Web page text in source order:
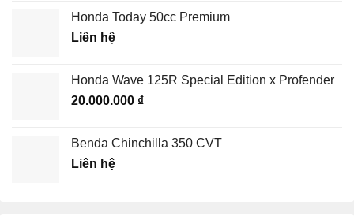
Honda Today 50cc Premium
Liên hệ
Honda Wave 125R Special Edition x Profender
20.000.000 ₫
Benda Chinchilla 350 CVT
Liên hệ